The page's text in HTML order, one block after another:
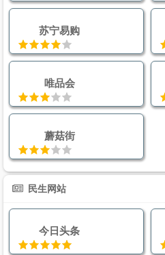
苏宁易购
唯品会
蘑菇街
民生网站
今日头条